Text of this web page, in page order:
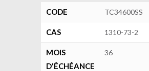
CODE TC34600SS
CAS 1310-73-2
MOIS
D'ÉCHÉANCE
36